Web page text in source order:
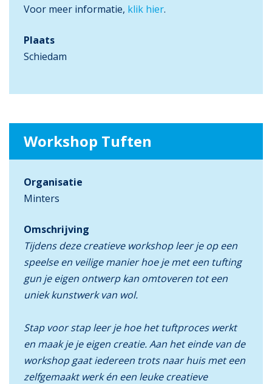
Voor meer informatie, klik hier.
Plaats
Schiedam
Workshop Tuften
Organisatie
Minters
Omschrijving
Tijdens deze creatieve workshop leer je op een
speelse en veilige manier hoe je met een tufting
gun je eigen ontwerp kan omtoveren tot een
uniek kunstwerk van wol.
Stap voor stap leer je hoe het tuftproces werkt
en maak je je eigen creatie. Aan het einde van de
workshop gaat iedereen trots naar huis met een
zelfgemaakt werk én een leuke creatieve